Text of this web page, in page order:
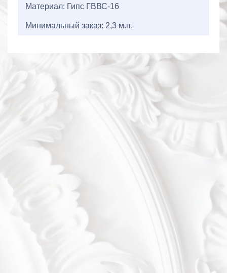
Материал: Гипс ГВВС-16
Минимальный заказ: 2,3 м.п.